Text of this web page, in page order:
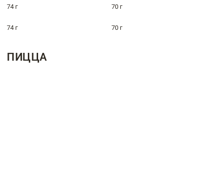
74 г 70 г
74 г 70 г
ПИЦЦА